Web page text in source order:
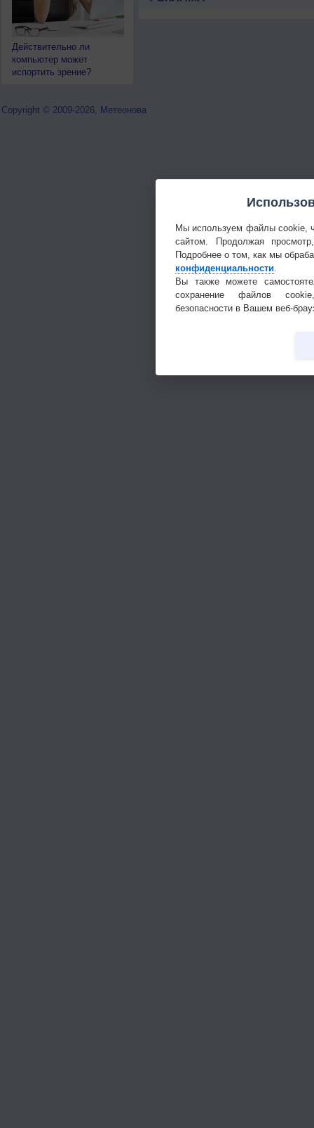
Действительно ли
компьютер может
испортить зрение?
Copyright © 2009-2026, Метеонова
Мы используем файлы cookie,
сайтом. Продолжая
Подробнее о том, как мы
конфиденциальности
Вы также можете
сохранение файлов
безопасности в Вашем веб-